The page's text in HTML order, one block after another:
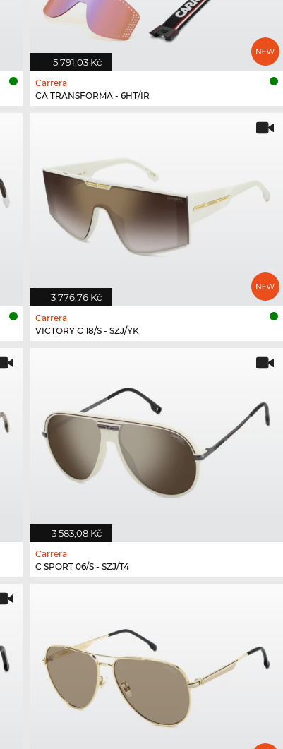
5 791,03 Kč
Carrera
CA TRANSFORMA - 6HT/IR
3 776,76 Kč
Carrera
VICTORY C 18/S - SZJ/YK
3 583,08 Kč
Carrera
C SPORT 06/S - SZJ/T4